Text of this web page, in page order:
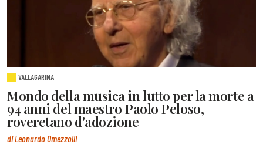
VALLAGARINA
Mondo della musica in lutto per la morte a
94 anni del maestro Paolo Peloso,
roveretano d'adozione
di Leonardo Omezzolli